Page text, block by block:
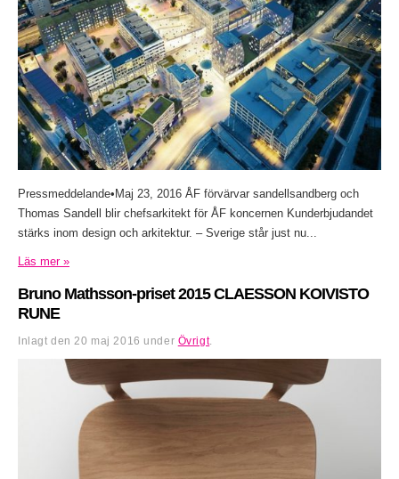
Pressmeddelande•Maj 23, 2016 ÅF förvärvar sandellsandberg och
Thomas Sandell blir chefsarkitekt för ÅF koncernen Kunderbjudandet
stärks inom design och arkitektur. – Sverige står just nu...
Läs mer »
Bruno Mathsson-priset 2015 CLAESSON KOIVISTO
RUNE
Inlagt den 20 maj 2016 under Övrigt.